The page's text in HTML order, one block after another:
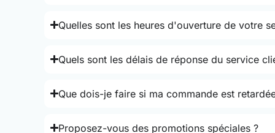
Quelles sont les heures d'ouverture de votre
Quels sont les délais de réponse du service
Que dois-je faire si ma commande est
Proposez-vous des promotions spéciales ?